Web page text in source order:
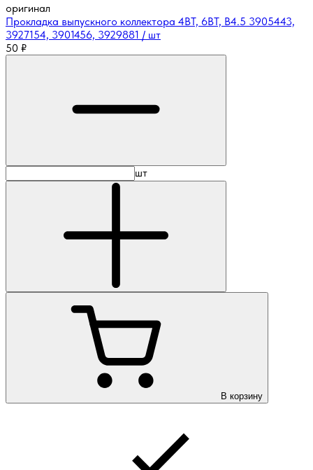
оригинал
Прокладка выпускного коллектора 4BT, 6BT, B4.5 3905443,
3927154, 3901456, 3929881 / шт
50 ₽
шт
В корзину